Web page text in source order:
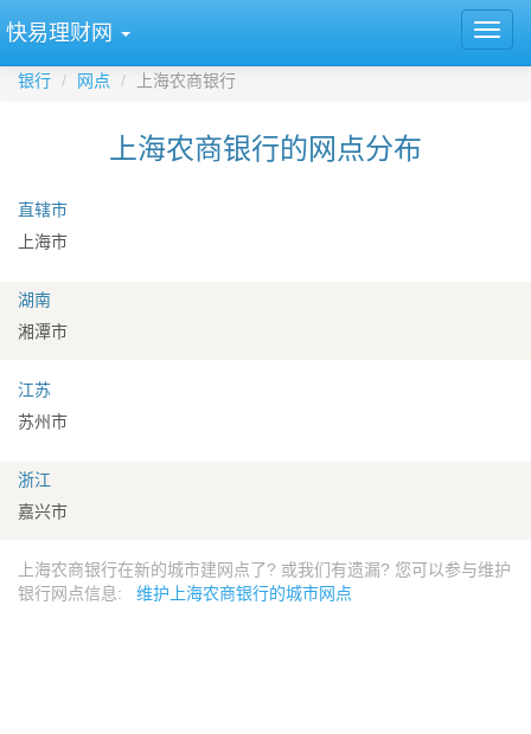
快易理财网
银行 网点 上海农商银行
上海农商银行的网点分布
直辖市
上海市
湖南
湘潭市
江苏
苏州市
浙江
嘉兴市
上海农商银行在新的城市建网点了? 或我们有遗漏? 您可以参与维护
银行网点信息: 维护上海农商银行的城市网点